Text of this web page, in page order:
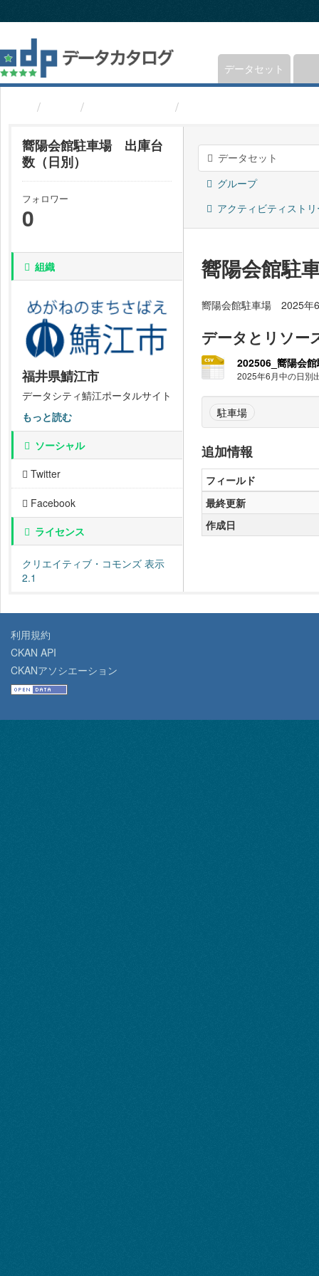
キ
プ
し
て
データセット
嚮陽会館駐車場 出庫台
数（日別）
フォロワー
0
組織
福井県鯖江市
データシティ鯖江ポータルサイト
もっと読む
ソーシャル
Twitter
Facebook
ライセンス
クリエイティブ・コモンズ 表示
2.1
データセット
グループ
アクティビティスト
嚮陽会館駐
嚮陽会館駐車場 2025年
データとリソー
202506_嚮陽会
2025年6月中の日別
駐車場
追加情報
フィールド
最終更新
作成日
利用規約
CKAN API
CKANアソシエーション